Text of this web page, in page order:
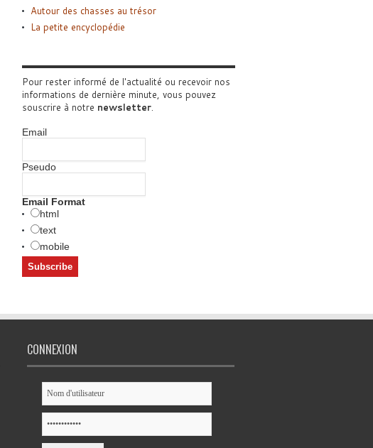
Autour des chasses au trésor
La petite encyclopédie
Pour rester informé de l'actualité ou recevoir nos
informations de dernière minute, vous pouvez
souscrire à notre newsletter.
Email
Pseudo
Email Format
html
text
mobile
CONNEXION